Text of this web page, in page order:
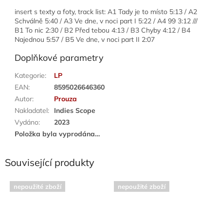
insert s texty a foty, track list: A1 Tady je to místo 5:13 / A2
Schválně 5:40 / A3 Ve dne, v noci part I 5:22 / A4 99 3:12 ///
B1 To nic 2:30 / B2 Před tebou 4:13 / B3 Chyby 4:12 / B4
Najednou 5:57 / B5 Ve dne, v noci part II 2:07
Doplňkové parametry
Kategorie:
LP
EAN:
8595026646360
Autor:
Prouza
Nakladatel:
Indies Scope
Vydáno:
2023
Položka byla vyprodána…
Související produkty
nepoužité zboží nepoužité zboží